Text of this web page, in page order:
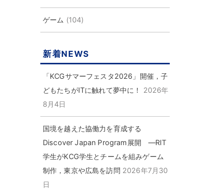
ゲーム (104)
新着NEWS
「KCGサマーフェスタ2026」開催，子
どもたちがITに触れて夢中に！
2026年
8月4日
国境を越えた協働力を育成する
Discover Japan Program展開 ―RIT
学生がKCG学生とチームを組みゲーム
制作，東京や広島を訪問 2026年7月30
日